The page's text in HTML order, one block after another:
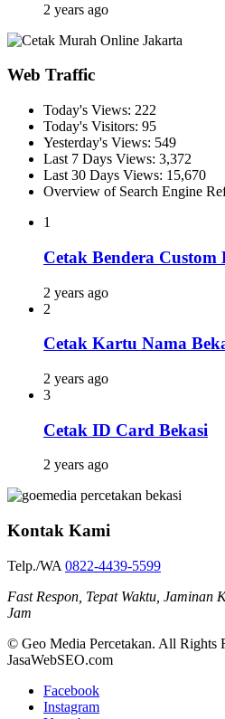
2 years ago
Web Traffic
Today's Views: 222
Today's Visitors: 95
Yesterday's Views: 549
Last 7 Days Views: 3,372
Last 30 Days Views: 15,670
Overview of Search Engine
1
Cetak Bendera Custom
2 years ago
2
Cetak Kartu Nama
2 years ago
3
Cetak ID Card Bekasi
2 years ago
Kontak Kami
Telp./WA 0822-4439-5599
Fast Respon, Tepat Waktu, Jaminan
Jam
© Geo Media Percetakan. All Rights
JasaWebSEO.com
Facebook
Instagram